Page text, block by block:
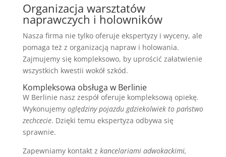
Organizacja warsztatów
naprawczych i holowników
Nasza firma nie tylko oferuje ekspertyzy i wyceny, ale
pomaga też z organizacją napraw i holowania.
Zajmujemy się kompleksowo, by uprościć załatwienie
wszystkich kwestii wokół szkód.
Kompleksowa obsługa w Berlinie
W Berlinie nasz zespół oferuje kompleksową opiekę.
Wykonujemy oględziny pojazdu gdziekolwiek to państwo
zechcecie. Dzięki temu ekspertyza odbywa się
sprawnie.
Zapewniamy kontakt z kancelariami adwokackimi,